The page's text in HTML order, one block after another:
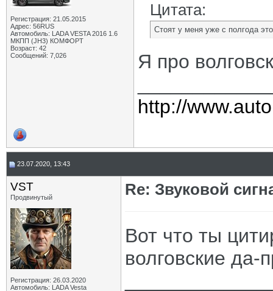
Регистрация: 21.05.2015
Адрес: 56RUS
Автомобиль: LADA VESTA 2016 1.6
МКПП (JH3) КОМФОРТ
Возраст: 42
Сообщений: 7,026
Цитата:
Стоят у меня уже с полгода
Я про
http://
23.07.2020, 13:43
VST
Продвинутый
Регистрация: 26.03.2020
Автомобиль: LADA Vesta
Re: Звуковой
Вот что ты
волговские